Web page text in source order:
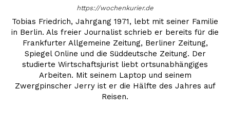
https://wochenkurier.de
Tobias Friedrich, Jahrgang 1971, lebt mit seiner Familie
in Berlin. Als freier Journalist schrieb er bereits für die
Frankfurter Allgemeine Zeitung, Berliner Zeitung,
Spiegel Online und die Süddeutsche Zeitung. Der
studierte Wirtschaftsjurist liebt ortsunabhängiges
Arbeiten. Mit seinem Laptop und seinem
Zwergpinscher Jerry ist er die Hälfte des Jahres auf
Reisen.